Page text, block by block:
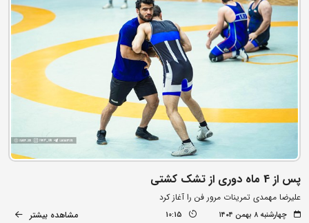
پس از 4 ماه دوری از تشک کشتی
علیرضا مهمدی تمرینات مرور فن را آغاز کرد
چهارشنبه ۸ بهمن ۱۴۰۴ 10:15 مشاهده بیشتر